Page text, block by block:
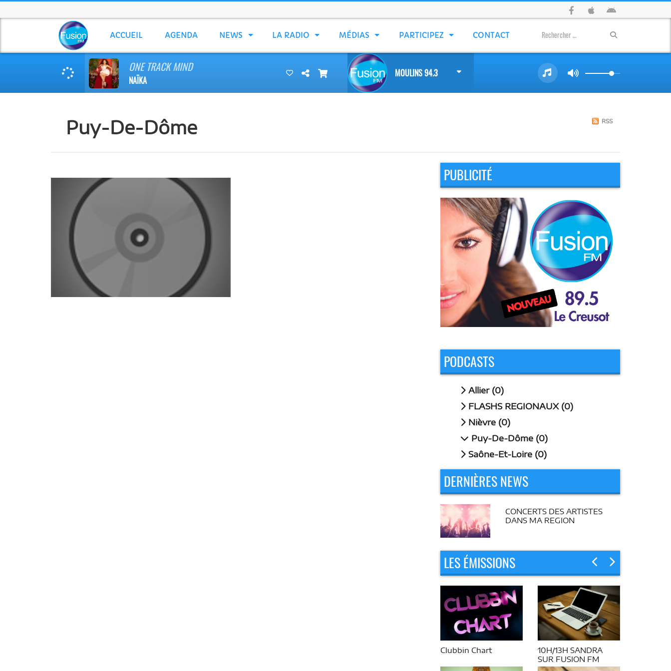
ACCUEIL AGENDA NEWS LA RADIO MÉDIAS PARTICIPEZ CONTACT
ONE TRACK MIND
NAÏKA
MOULINS 94.3
Puy-De-Dôme RSS
PUBLICITÉ
PODCASTS
Allier (0)
FLASHS REGIONAUX (0)
Nièvre (0)
Puy-De-Dôme (0)
Saône-Et-Loire (0)
DERNIÈRES NEWS
CONCERTS DES ARTISTES
DANS MA REGION
LES ÉMISSIONS
Clubbin Chart
10H/13H SANDRA
SUR FUSION FM